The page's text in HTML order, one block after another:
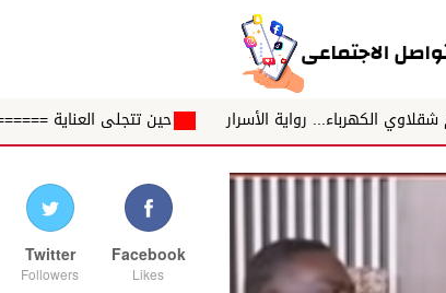
الأسرار حين تتجلى العناية ================
Facebook
Likes
Twitter
Followers